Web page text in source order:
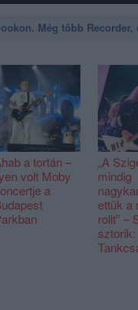
Még több Recorder,
a tortán –
volt Moby
a
„A
mindig
ettük a
rollt” –
sztorik: